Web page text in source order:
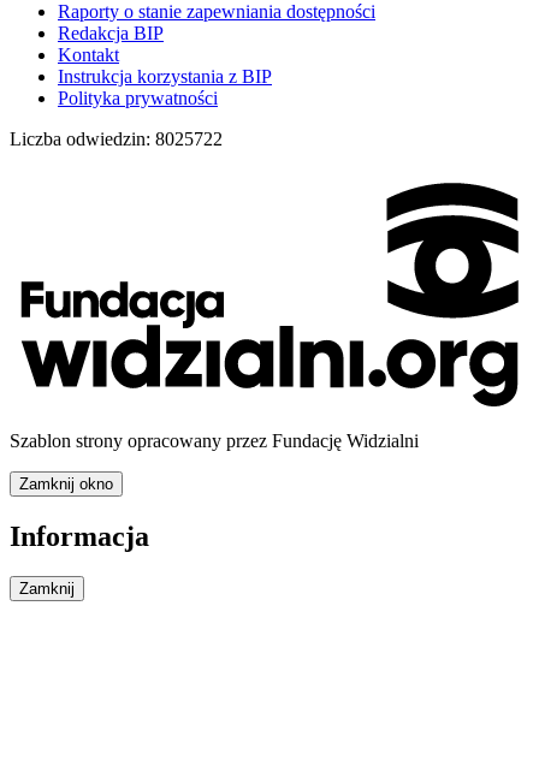
Raporty o stanie zapewniania dostępności
Redakcja BIP
Kontakt
Instrukcja korzystania z BIP
Polityka prywatności
Liczba odwiedzin: 8025722
Szablon strony opracowany przez Fundację Widzialni
Zamknij okno
Informacja
Zamknij